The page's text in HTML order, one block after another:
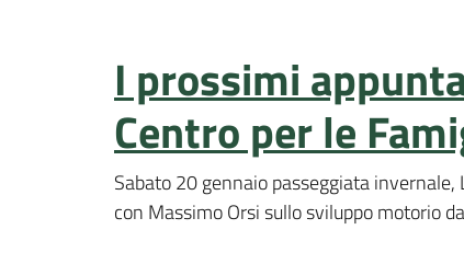
I prossimi
Centro per le
Sabato 20 gennaio passeggiata
con Massimo Orsi sullo sviluppo motorio